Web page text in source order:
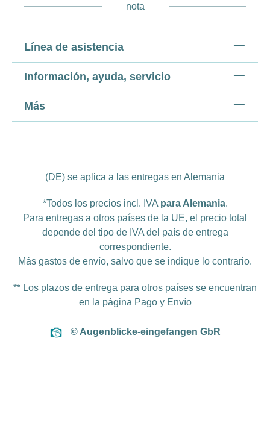
nota
Línea de asistencia
Información, ayuda, servicio
Más
(DE) se aplica a las entregas en Alemania
*Todos los precios incl. IVA para Alemania.
Para entregas a otros países de la UE, el precio total
depende del tipo de IVA del país de entrega
correspondiente.
Más gastos de envío, salvo que se indique lo contrario.
** Los plazos de entrega para otros países se encuentran
en la página Pago y Envío
© Augenblicke-eingefangen GbR